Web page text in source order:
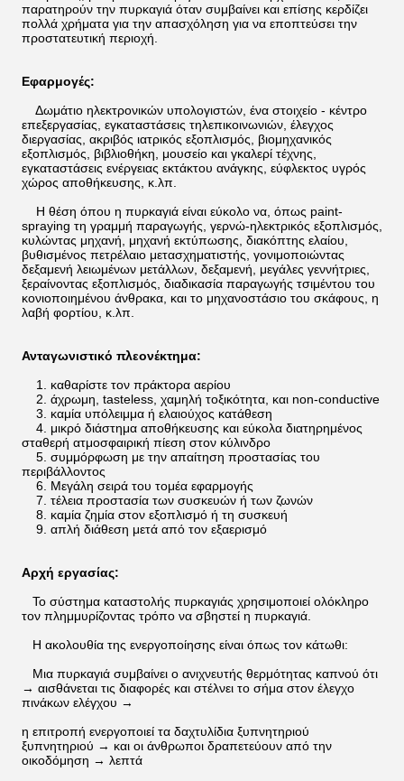
παρατηρούν την πυρκαγιά όταν συμβαίνει και επίσης κερδίζει
πολλά χρήματα για την απασχόληση για να εποπτεύσει την
προστατευτική περιοχή.
Εφαρμογές:
Δωμάτιο ηλεκτρονικών υπολογιστών, ένα στοιχείο - κέντρο
επεξεργασίας, εγκαταστάσεις τηλεπικοινωνιών, έλεγχος
διεργασίας, ακριβός ιατρικός εξοπλισμός, βιομηχανικός
εξοπλισμός, βιβλιοθήκη, μουσείο και γκαλερί τέχνης,
εγκαταστάσεις ενέργειας εκτάκτου ανάγκης, εύφλεκτος υγρός
χώρος αποθήκευσης, κ.λπ.
Η θέση όπου η πυρκαγιά είναι εύκολο να, όπως paint-
spraying τη γραμμή παραγωγής, γερνώ-ηλεκτρικός εξοπλισμός,
κυλώντας μηχανή, μηχανή εκτύπωσης, διακόπτης ελαίου,
βυθισμένος πετρέλαιο μετασχηματιστής, γονιμοποιώντας
δεξαμενή λειωμένων μετάλλων, δεξαμενή, μεγάλες γεννήτριες,
ξεραίνοντας εξοπλισμός, διαδικασία παραγωγής τσιμέντου του
κονιοποιημένου άνθρακα, και το μηχανοστάσιο του σκάφους, η
λαβή φορτίου, κ.λπ.
Ανταγωνιστικό πλεονέκτημα:
1. καθαρίστε τον πράκτορα αερίου
2. άχρωμη, tasteless, χαμηλή τοξικότητα, και non-conductive
3. καμία υπόλειμμα ή ελαιούχος κατάθεση
4. μικρό διάστημα αποθήκευσης και εύκολα διατηρημένος
σταθερή ατμοσφαιρική πίεση στον κύλινδρο
5. συμμόρφωση με την απαίτηση προστασίας του
περιβάλλοντος
6. Μεγάλη σειρά του τομέα εφαρμογής
7. τέλεια προστασία των συσκευών ή των ζωνών
8. καμία ζημία στον εξοπλισμό ή τη συσκευή
9. απλή διάθεση μετά από τον εξαερισμό
Αρχή εργασίας:
Το σύστημα καταστολής πυρκαγιάς χρησιμοποιεί ολόκληρο
τον πλημμυρίζοντας τρόπο να σβηστεί η πυρκαγιά.
Η ακολουθία της ενεργοποίησης είναι όπως τον κάτωθι:
Μια πυρκαγιά συμβαίνει ο ανιχνευτής θερμότητας καπνού ότι
→ αισθάνεται τις διαφορές και στέλνει το σήμα στον έλεγχο
πινάκων ελέγχου →
η επιτροπή ενεργοποιεί τα δαχτυλίδια ξυπνητηριού
ξυπνητηριού → και οι άνθρωποι δραπετεύουν από την
οικοδόμηση → λεπτά